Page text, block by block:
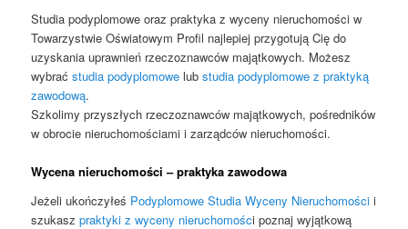
Studia podyplomowe oraz praktyka z wyceny nieruchomości w
Towarzystwie Oświatowym Profil najlepiej przygotują Cię do
uzyskania uprawnień rzeczoznawców majątkowych. Możesz
wybraćstudia podyplomowe lubstudia podyplomowe z praktyką
zawodową.
Szkolimy przyszłych rzeczoznawców majątkowych, pośredników
w obrocie nieruchomościami i zarządców nieruchomości.
Wycena nieruchomości – praktyka zawodowa
Jeżeli ukończyłeś Podyplomowe Studia Wyceny Nieruchomości i
szukaszpraktyki z wyceny nieruchomości poznaj wyjątkową